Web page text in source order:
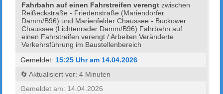
Fahrbahn auf einen Fahrstreifen verengt zwischen
Reißeckstraße - Friedenstraße (Mariendorfer
Damm/B96) und Marienfelder Chaussee - Buckower
Chaussee (Lichtenrader Damm/B96) Fahrbahn auf
einen Fahrstreifen verengt / Arbeiten Veränderte
Verkehrsführung im Baustellenbereich
Gemeldet: 15:25 Uhr am 14.04.2026
🔄 Aktualisiert vor: 4 Minuten
Gemeldet am: 14.04.2026